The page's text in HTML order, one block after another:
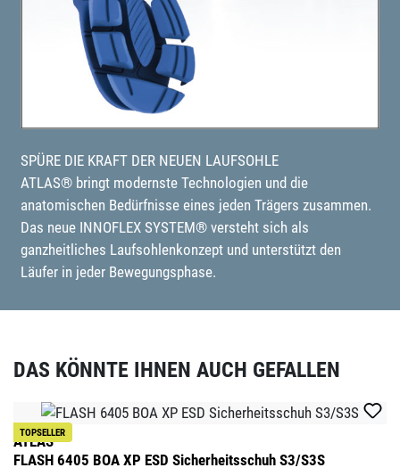
SPÜRE DIE KRAFT DER NEUEN LAUFSOHLE
ATLAS® bringt modernste Technologien und die
anatomischen Bedürfnisse eines jeden Trägers zusammen.
Das neue INNOFLEX SYSTEM® versteht sich als
ganzheitliches Laufsohlenkonzept und unterstützt den
Läufer in jeder Bewegungsphase.
DAS KÖNNTE IHNEN AUCH GEFALLEN
Produktgalerie überspringen
TOPSELLER
ATLAS
FLASH 6405 BOA XP ESD Sicherheitsschuh S3/S3S